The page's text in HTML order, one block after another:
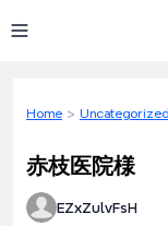
Home > Uncategorized
赤枝医院様
EZxZulvFsH